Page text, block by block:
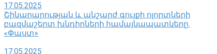
17.05.2025
Շինարարության և անշարժ գույքի ոլորտների
բազմաշերտ խնդիրների համայնապատկերը.
«Փաստ»
17.05.2025